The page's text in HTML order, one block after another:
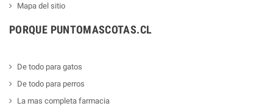
Mapa del sitio
PORQUE PUNTOMASCOTAS.CL
De todo para gatos
De todo para perros
La mas completa farmacia